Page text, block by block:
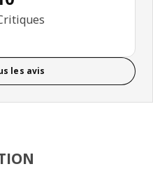
Nombre total d'avis: 10
les avis